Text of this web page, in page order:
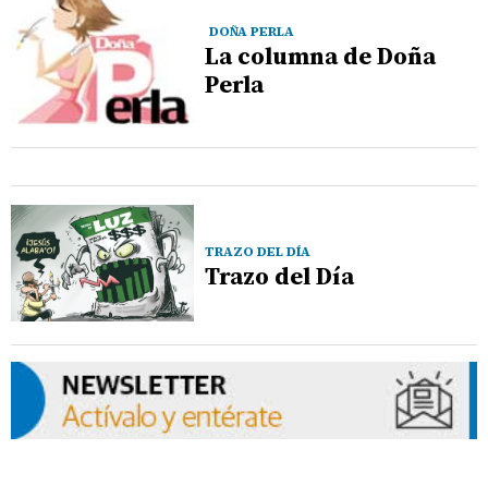
DOÑA PERLA
La columna de Doña
Perla
TRAZO DEL DÍA
Trazo del Día